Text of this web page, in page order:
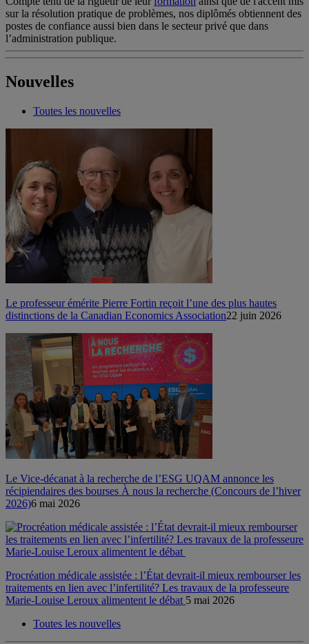
sur la résolution pratique de problèmes, nos diplômés obtiennent des
postes de confiance aussi bien dans le secteur privé que dans
l’administration publique.
Nouvelles
Toutes les nouvelles
Le professeur émérite Pierre Fortin reçoit l’une des plus hautes
distinctions de la Canadian Economics Association22 juin 2026
Le Vice-décanat à la recherche de l’ESG UQAM annonce les
récipiendaires des bourses À nous la recherche (Concours de l’hiver
2026)6 mai 2026
Procréation médicale assistée : l’État devrait-il mieux rembourser les
traitements en lien avec l’infertilité? Les travaux de la professeure
Marie-Louise Leroux alimentent le débat 5 mai 2026
Toutes les nouvelles